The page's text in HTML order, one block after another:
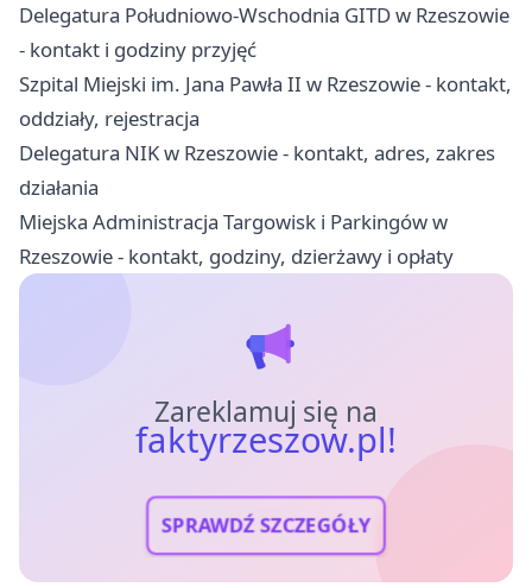
Delegatura Południowo-Wschodnia GITD w Rzeszowie
- kontakt i godziny przyjęć
Szpital Miejski im. Jana Pawła II w Rzeszowie - kontakt,
oddziały, rejestracja
Delegatura NIK w Rzeszowie - kontakt, adres, zakres
działania
Miejska Administracja Targowisk i Parkingów w
Rzeszowie - kontakt, godziny, dzierżawy i opłaty
Zareklamuj się na
faktyrzeszow.pl!
SPRAWDŹ SZCZEGÓŁY